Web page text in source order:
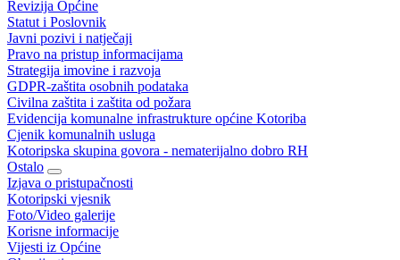
Revizija Općine
Statut i Poslovnik
Javni pozivi i natječaji
Pravo na pristup informacijama
Strategija imovine i razvoja
GDPR-zaštita osobnih podataka
Civilna zaštita i zaštita od požara
Evidencija komunalne infrastrukture općine Kotoriba
Cjenik komunalnih usluga
Kotoripska skupina govora - nematerijalno dobro RH
Ostalo
Izjava o pristupačnosti
Kotoripski vjesnik
Foto/Video galerije
Korisne informacije
Vijesti iz Općine